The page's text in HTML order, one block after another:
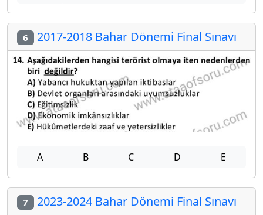
6 2017-2018 Bahar Dönemi Final Sınavı
A B C D E
7 2023-2024 Bahar Dönemi Final Sınavı